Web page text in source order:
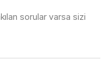
sorular varsa sizi